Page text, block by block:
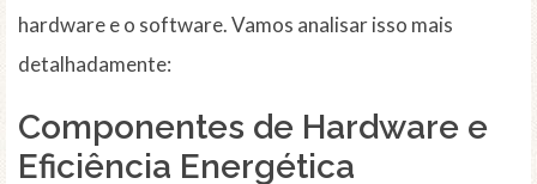
hardware e o software. Vamos analisar isso mais
detalhadamente:
Componentes de Hardware e
Eficiência Energética